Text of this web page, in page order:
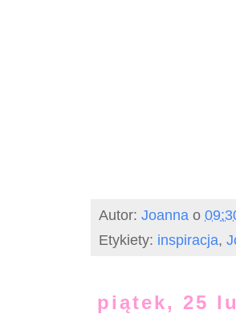
Autor: Joanna o
Etykiety: inspiracja,
piątek, 25